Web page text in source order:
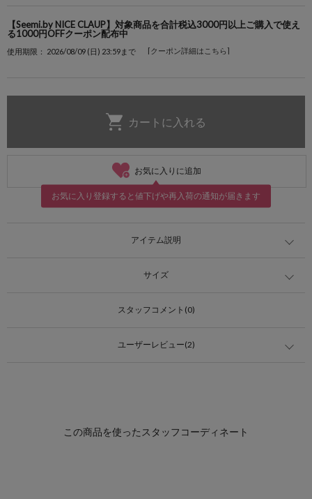
【Seemi.by NICE CLAUP】対象商品を合計税込3000円以上ご購入で使え
る1000円OFFクーポン配布中
使用期限： 2026/08/09 (日) 23:59まで [クーポン詳細はこちら]
お気に入りに追加
お気に入り登録すると値下げや再入荷の通知が届きます
アイテム説明
サイズ
スタッフコメント(0)
ユーザーレビュー(2)